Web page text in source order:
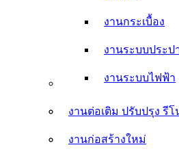
งานกระเบื้อง
งานระบบประ
งานระบบไฟฟ้า
งานต่อเติม ปรับปรุง รี
งานก่อสร้างใหม่
งานระบบประป
งานระบบไฟฟ้า
งานต่อเติม ปรับปรุง รีโ
งานก่อสร้างใหม่
งานภายนอกบ้าน